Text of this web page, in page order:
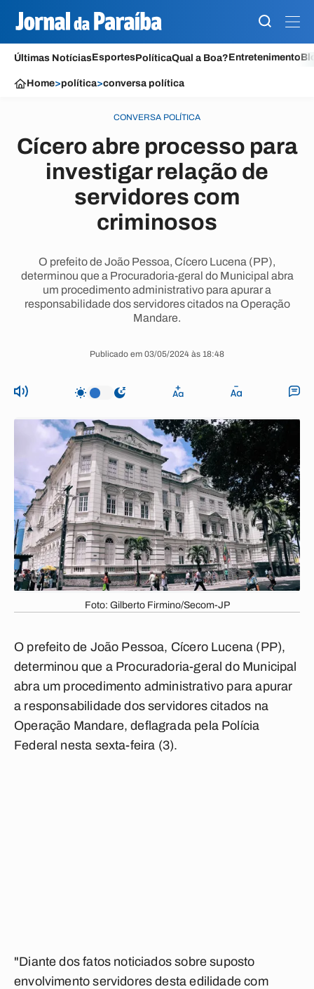
Últimas NotíciasEsportesPolíticaQual a Boa?Entretenimento
Home>política>conversa política
CONVERSA POLÍTICA
Cícero abre processo para
investigar relação de
servidores com
criminosos
O prefeito de João Pessoa, Cícero Lucena (PP),
determinou que a Procuradoria-geral do Municipal abra
um procedimento administrativo para apurar a
responsabilidade dos servidores citados na Operação
Mandare.
Publicado em 03/05/2024 às 18:48
Foto: Gilberto Firmino/Secom-JP
O prefeito de João Pessoa, Cícero Lucena (PP),
determinou que a Procuradoria-geral do Municipal
abra um procedimento administrativo para apurar
a responsabilidade dos servidores citados na
Operação Mandare, deflagrada pela Polícia
Federal nesta sexta-feira (3).
"Diante dos fatos noticiados sobre suposto
envolvimento servidores desta edilidade com